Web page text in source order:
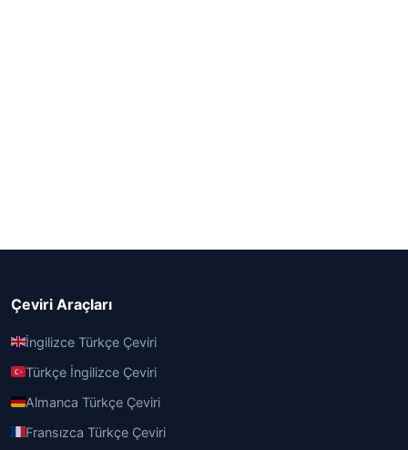
Çeviri Araçları
İngilizce Türkçe Çeviri
Türkçe İngilizce Çeviri
Almanca Türkçe Çeviri
Fransızca Türkçe Çeviri